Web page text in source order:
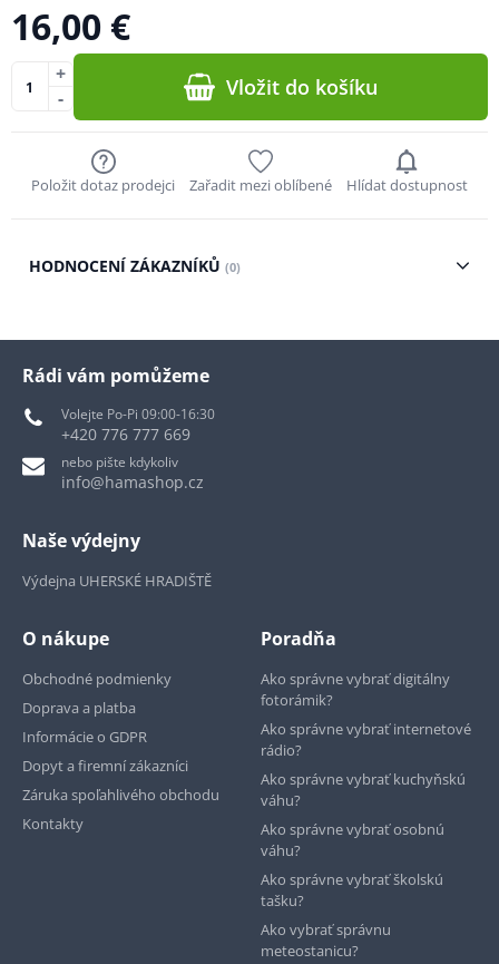
16,00 €
-
+ Vložit do košíku
Položit dotaz prodejci Zařadit mezi oblíbené Hlídat dostupnost
HODNOCENÍ ZÁKAZNÍKŮ (0)
Rádi vám pomůžeme
Volejte Po-Pi 09:00-16:30
+420 776 777 669
nebo pište kdykoliv
info@hamashop.cz
Naše výdejny
Výdejna UHERSKÉ HRADIŠTĚ
O nákupe
Obchodné podmienky
Doprava a platba
Informácie o GDPR
Dopyt a firemní zákazníci
Záruka spoľahlivého obchodu
Kontakty
Poradňa
Ako správne vybrať digitálny
fotorámik?
Ako správne vybrať internetové
rádio?
Ako správne vybrať kuchyňskú
váhu?
Ako správne vybrať osobnú
váhu?
Ako správne vybrať školskú
tašku?
Ako vybrať správnu
meteostanicu?